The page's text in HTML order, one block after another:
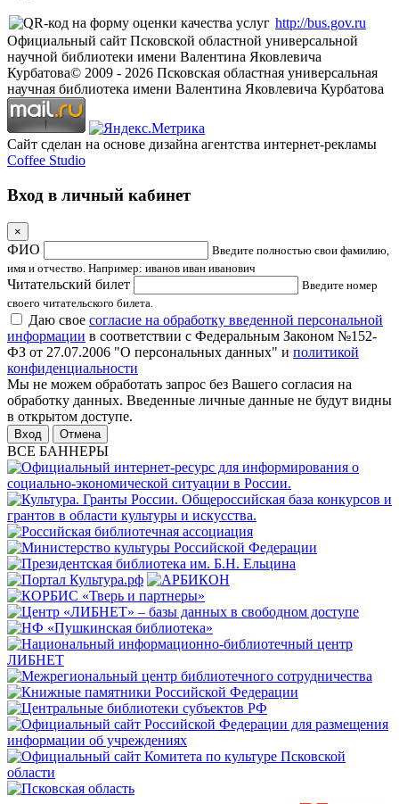
http://bus.gov.ru
Официальный сайт Псковской областной универсальной
научной библиотеки имени Валентина Яковлевича
Курбатова© 2009 - 2026 Псковская областная универсальная
научная библиотека имени Валентина Яковлевича Курбатова
Сайт сделан на основе дизайна агентства интернет-рекламы
Coffee Studio
Вход в личный кабинет
×
ФИО
Введите полностью свои фамилию,
имя и отчество. Например: иванов иван иванович
Читательский билет
Введите номер
своего читательского билета.
Даю свое согласие на обработку введенной персональной
информации в соответствии с Федеральным Законом №152-
ФЗ от 27.07.2006 "О персональных данных" и политикой
конфиденциальности
Мы не можем обработать запрос без Вашего согласия на
обработку данных. Введенные личные данные не будут видны
в открытом доступе.
Отмена
ВСЕ БАННЕРЫ